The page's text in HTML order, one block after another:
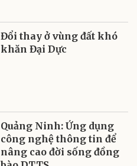
Đổi thay ở vùng đất khó
khăn Đại Dực
Quảng Ninh: Ứng dụng
công nghệ thông tin để
nâng cao đời sống đồng